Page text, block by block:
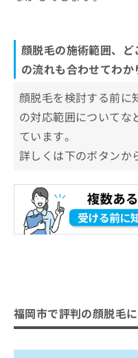
顔脱毛の施術範囲、
の流れも合わせてわか
顔脱毛を検討する前に
の対応範囲についてな
ています。
詳しくは下のボタンか
福岡市で評判の顔脱毛